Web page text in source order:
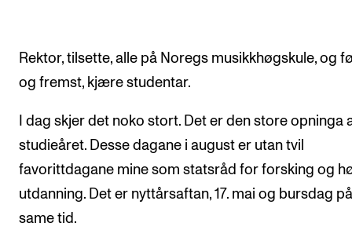
AKTUELT
Arrangementer og konserter
Ledige stillinger
INFO
Om Norges musikkhøgskole
Rektor, tilsette, alle på Noregs musikkhøgskule, og
og fremst, kjære studentar.
I dag skjer det noko stort. Det er den store opninga
studieåret. Desse dagane i august er utan tvil
favorittdagane mine som statsråd for forsking og
utdanning. Det er nyttårsaftan, 17. mai og bursdag på
same tid.